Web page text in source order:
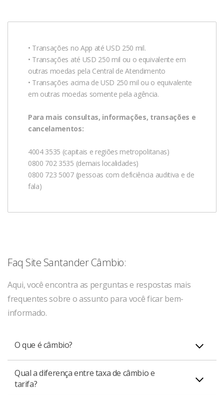
• Transações no App até USD 250 mil.
• Transações até USD 250 mil ou o equivalente em
outras moedas pela Central de Atendimento
• Transações acima de USD 250 mil ou o equivalente
em outras moedas somente pela agência.
Para mais consultas, informações, transações e
cancelamentos:
4004 3535 (capitais e regiões metropolitanas)
0800 702 3535 (demais localidades)
0800 723 5007 (pessoas com deficiência auditiva e de
fala)
Faq Site Santander Câmbio:
Aqui, você encontra as perguntas e respostas mais
frequentes sobre o assunto para você ficar bem-
informado.
O que é câmbio?
Câmbio significa a troca entre duas moedas de dois
países diferentes. A diferença de valores entre uma
Qual a diferença entre taxa de câmbio e
tarifa?